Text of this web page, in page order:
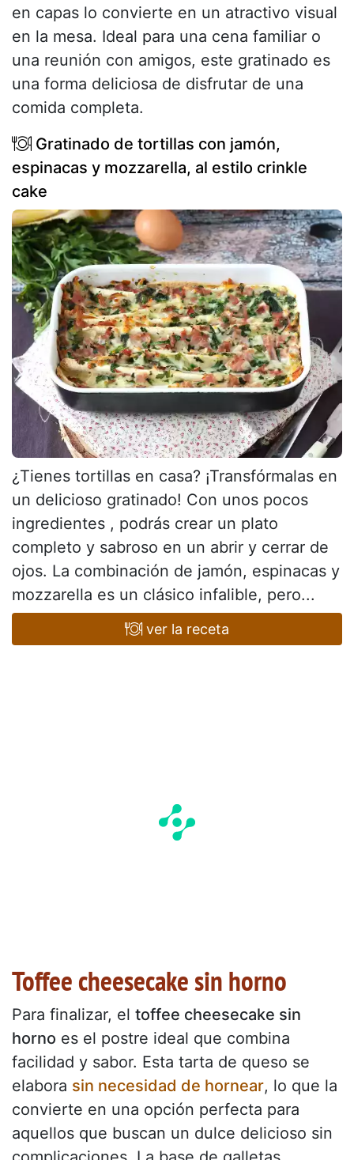
en capas lo convierte en un atractivo visual
en la mesa. Ideal para una cena familiar o
una reunión con amigos, este gratinado es
una forma deliciosa de disfrutar de una
comida completa.
Gratinado de tortillas con jamón,
espinacas y mozzarella, al estilo crinkle
cake
¿Tienes tortillas en casa? ¡Transfórmalas en
un delicioso gratinado! Con unos pocos
ingredientes , podrás crear un plato
completo y sabroso en un abrir y cerrar de
ojos. La combinación de jamón, espinacas y
mozzarella es un clásico infalible, pero...
ver la receta
Toffee cheesecake sin horno
Para finalizar, el toffee cheesecake sin
horno es el postre ideal que combina
facilidad y sabor. Esta tarta de queso se
elabora sin necesidad de hornear, lo que la
convierte en una opción perfecta para
aquellos que buscan un dulce delicioso sin